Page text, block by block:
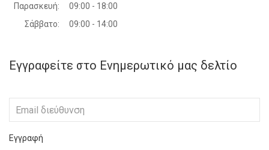
Παρασκευή:
09:00 - 18:00
Σάββατο:
09:00 - 14:00
Εγγραφείτε στο Ενημερωτικό μας δελτίο
Εγγραφή